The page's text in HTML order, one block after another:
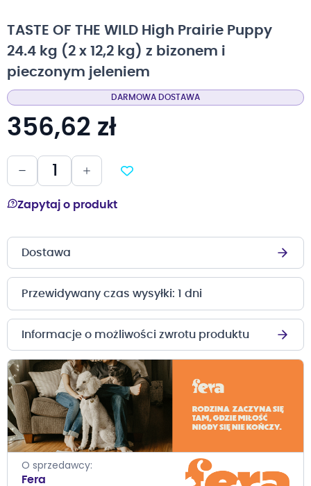
galerii
TASTE OF THE WILD High Prairie Puppy
24.4 kg (2 x 12,2 kg) z bizonem i
pieczonym jeleniem
DARMOWA DOSTAWA
356,62 zł
Zapytaj o produkt
Dostawa
Przewidywany czas wysyłki: 1 dni
Informacje o możliwości zwrotu produktu
O sprzedawcy
Fera